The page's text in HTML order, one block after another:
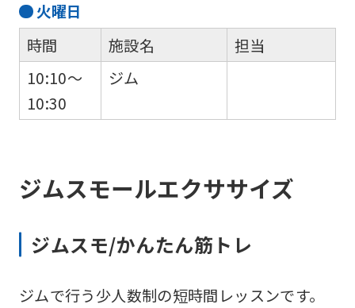
火曜日
時間
10:10～
10:30
施設名
ジム
担当
ジムスモールエクササイズ
ジムスモ/かんたん筋トレ
ジムで行う少人数制の短時間レッスンです。